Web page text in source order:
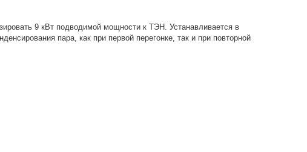
9 кВт подводимой мощности к ТЭН. Устанавливается в
пара, как при первой перегонке, так и при повторной